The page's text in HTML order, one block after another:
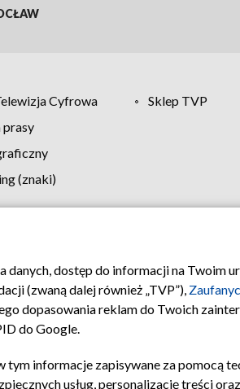
Cyfrowa
Sklep TVP
prasy
(znaki)
Kontakt
dostęp do informacji na Twoim
(zwaną dalej również „TVP”),
dopasowania reklam do Twoich
do Google.
tym informacje zapisywane za pomocą
usług, personalizację treści